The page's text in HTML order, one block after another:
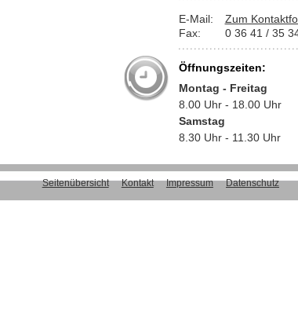
E-Mail:
Zum
Fax:
0 36 41 / 35
Öffnungszeiten:
Montag - Freitag
8.00 Uhr - 18.00 Uhr
Samstag
8.30 Uhr - 11.30 Uhr
Seitenübersicht Kontakt Impressum Datenschutz